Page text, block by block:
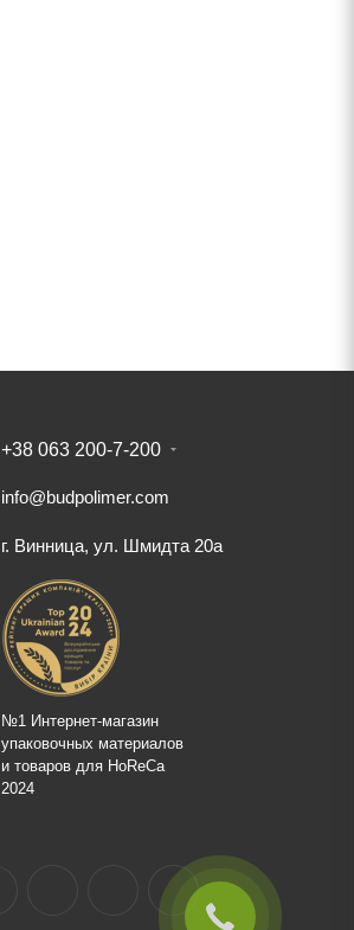
+38 063 200-7-200
info@budpolimer.com
г. Винница, ул. Шмидта 20а
№1 Интернет-магазин
упаковочных материалов
и товаров для HoReCa
2024